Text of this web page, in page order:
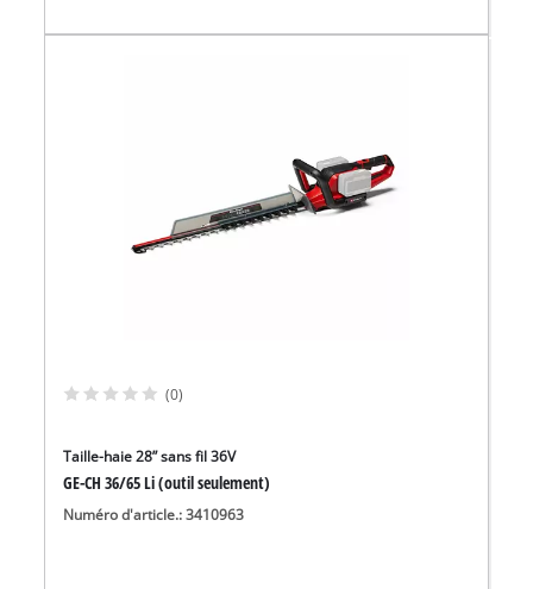
(0)
Taille-haie 28” sans fil 36V
GE-CH 36/65 Li (outil seulement)
Numéro d'article.: 3410963